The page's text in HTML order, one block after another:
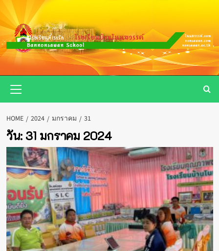
Skip
content
Menu
HOME 2024 มกราคม 31
วัน: 31 มกราคม 2024